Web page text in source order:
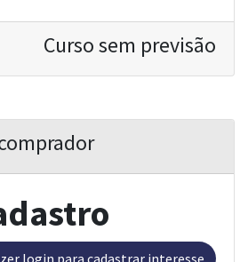
Curso sem previsão
Fazer login para cadastrar interesse